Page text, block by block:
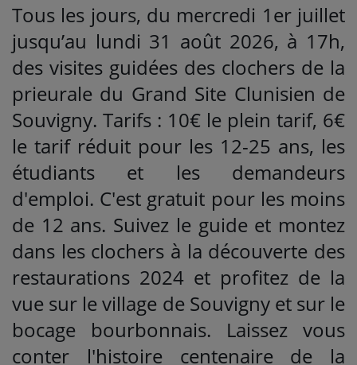
Tous les jours, du mercredi 1er juillet
jusqu’au lundi 31 août 2026, à 17h,
des visites guidées des clochers de la
prieurale du Grand Site Clunisien de
Souvigny. Tarifs : 10€ le plein tarif, 6€
le tarif réduit pour les 12-25 ans, les
étudiants et les demandeurs
d'emploi. C'est gratuit pour les moins
de 12 ans. Suivez le guide et montez
dans les clochers à la découverte des
restaurations 2024 et profitez de la
vue sur le village de Souvigny et sur le
bocage bourbonnais. Laissez vous
conter l'histoire centenaire de la